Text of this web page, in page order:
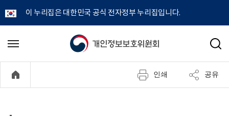
이 누리집은 대한민국 공식 전자정부 누리집입니다.
개
정
메
기
검
인쇄 공유
-